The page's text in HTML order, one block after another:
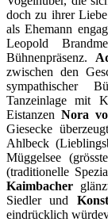
doch zu ihrer
als Ehemann
Leopold
Bühnenpräsenz.
zwischen den
sympathischer
Tanzeinlage mit
Eistanzen Nora
Giesecke
Ahlbeck
Müggelsee
(traditionelle
Kaimbacher
Siedler und
eindrücklich